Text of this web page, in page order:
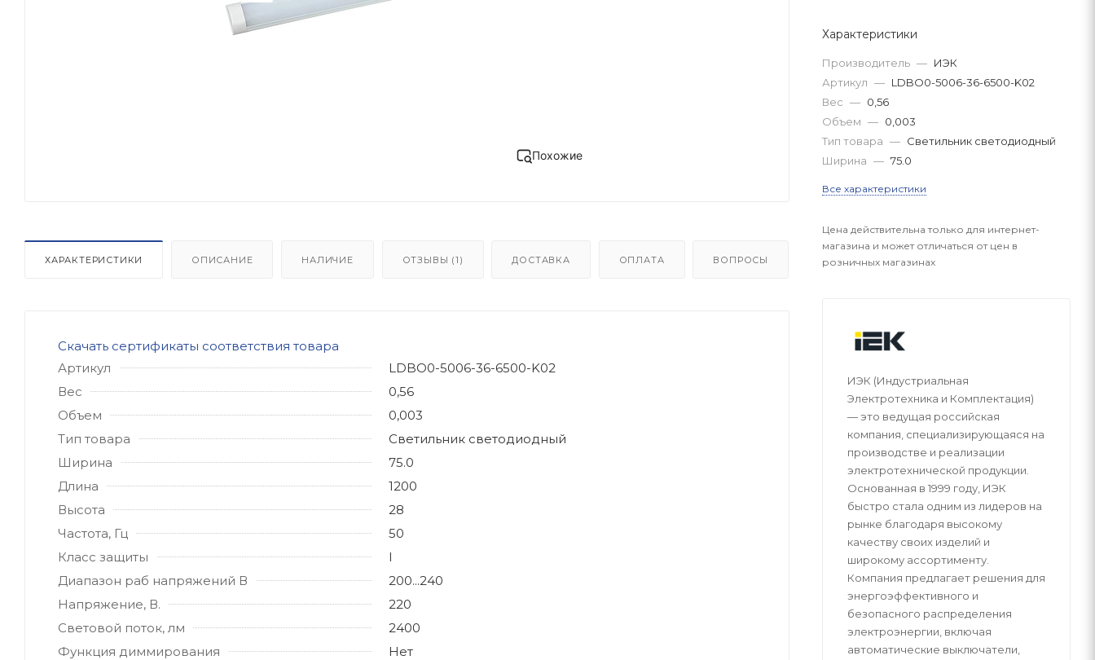
Похожие
ХАРАКТЕРИСТИКИ ОПИСАНИЕ НАЛИЧИЕ ОТЗЫВЫ (1) ДОСТАВКА ОПЛАТА ВОПРОСЫ
Скачать сертификаты соответствия товара
Артикул
LDBO0-5006-36-6500-K02
Вес
0,56
Объем
0,003
Тип товара
Светильник светодиодный
Ширина
75.0
Длина
1200
Высота
28
Частота, Гц
50
Класс защиты
I
Диапазон раб напряжений В
200...240
Напряжение, В.
220
Световой поток, лм
2400
Функция диммирования
Нет
Характеристики
Производитель — ИЭК
Артикул — LDBO0-5006-36-6500-K02
Вес — 0,56
Объем — 0,003
Тип товара — Светильник светодиодный
Ширина — 75.0
Все характеристики
Цена действительна только для интернет-
магазина и может отличаться от цен в
розничных магазинах
ИЭК (Индустриальная
Электротехника и Комплектация)
— это ведущая российская
компания, специализирующаяся на
производстве и реализации
электротехнической продукции.
Основанная в 1999 году, ИЭК
быстро стала одним из лидеров на
рынке благодаря высокому
качеству своих изделий и
широкому ассортименту.
Компания предлагает решения для
энергоэффективного и
безопасного распределения
электроэнергии, включая
автоматические выключатели,